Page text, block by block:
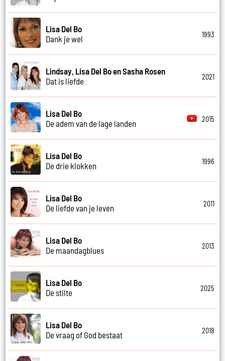
Lisa Del Bo
Dank je wel
1993
Lindsay, Lisa Del Bo en Sasha Rosen
Dat is liefde
2021
Lisa Del Bo
De adem van de lage landen
2015
Lisa Del Bo
De drie klokken
1996
Lisa Del Bo
De liefde van je leven
2011
Lisa Del Bo
De maandagblues
2013
Lisa Del Bo
De stilte
2025
Lisa Del Bo
De vraag of God bestaat
2018